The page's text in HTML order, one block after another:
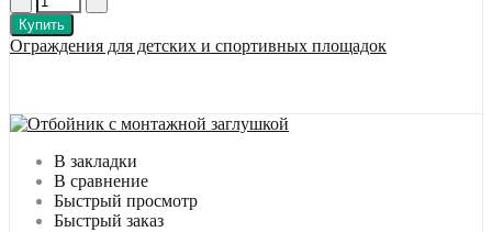
Купить
Ограждения для детских и спортивных площадок
В закладки
В сравнение
Быстрый просмотр
Быстрый заказ